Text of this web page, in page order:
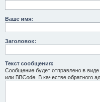
Ваше имя:
Заголовок:
Текст сообщения:
Сообщение будет отправлено в виде
или BBCode. В качестве обратного